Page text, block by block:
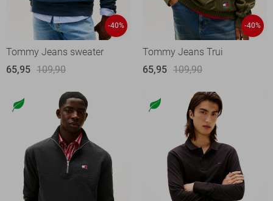
-40%
Tommy Jeans sweater
65,95 109,90
-40%
Tommy Jeans Trui
65,95 109,90